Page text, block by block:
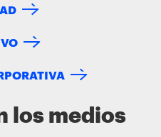
los medios